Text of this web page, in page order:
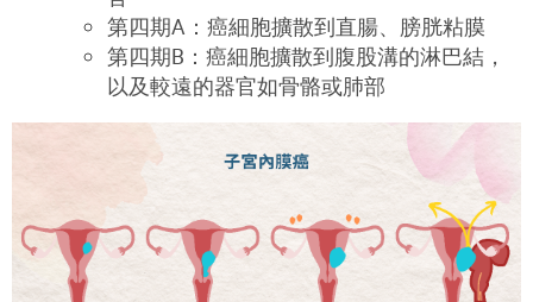
第四期A ：癌細胞擴散到直腸、膀胱粘膜
第四期B ：癌細胞擴散到腹股溝的淋巴結，
以及較遠的器官如骨骼或肺部